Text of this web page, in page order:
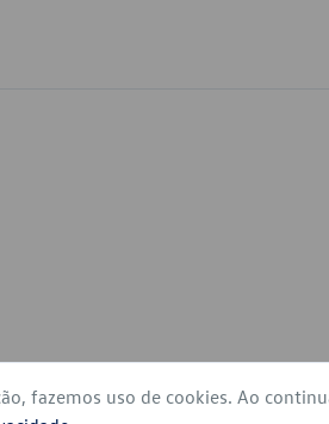
fazemos uso de cookies. Ao